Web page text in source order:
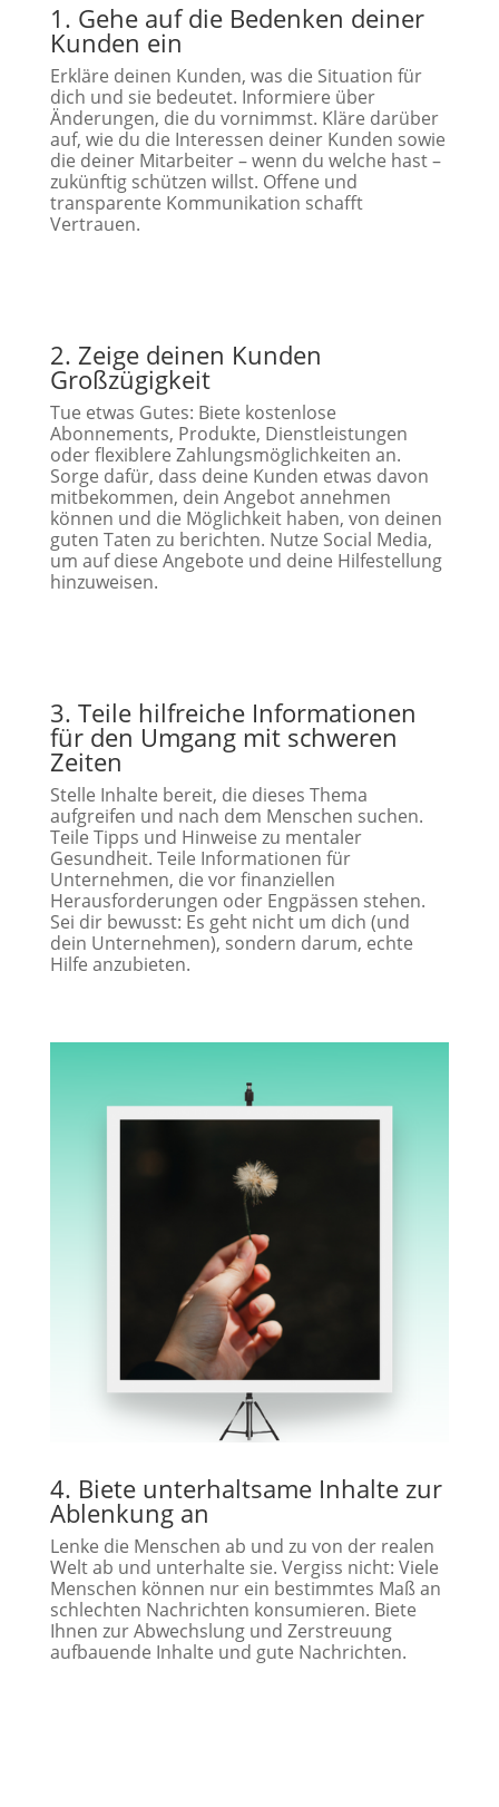
1. Gehe auf die Bedenken deiner
Kunden ein
Erkläre deinen Kunden, was die Situation für
dich und sie bedeutet. Informiere über
Änderungen, die du vornimmst. Kläre darüber
auf, wie du die Interessen deiner Kunden sowie
die deiner Mitarbeiter – wenn du welche hast –
zukünftig schützen willst. Offene und
transparente Kommunikation schafft
Vertrauen.
2. Zeige deinen Kunden
Großzügigkeit
Tue etwas Gutes: Biete kostenlose
Abonnements, Produkte, Dienstleistungen
oder flexiblere Zahlungsmöglichkeiten an.
Sorge dafür, dass deine Kunden etwas davon
mitbekommen, dein Angebot annehmen
können und die Möglichkeit haben, von deinen
guten Taten zu berichten. Nutze Social Media,
um auf diese Angebote und deine Hilfestellung
hinzuweisen.
3. Teile hilfreiche Informationen
für den Umgang mit schweren
Zeiten
Stelle Inhalte bereit, die dieses Thema
aufgreifen und nach dem Menschen suchen.
Teile Tipps und Hinweise zu mentaler
Gesundheit. Teile Informationen für
Unternehmen, die vor finanziellen
Herausforderungen oder Engpässen stehen.
Sei dir bewusst: Es geht nicht um dich (und
dein Unternehmen), sondern darum, echte
Hilfe anzubieten.
4. Biete unterhaltsame Inhalte zur
Ablenkung an
Lenke die Menschen ab und zu von der realen
Welt ab und unterhalte sie. Vergiss nicht: Viele
Menschen können nur ein bestimmtes Maß an
schlechten Nachrichten konsumieren. Biete
Ihnen zur Abwechslung und Zerstreuung
aufbauende Inhalte und gute Nachrichten.